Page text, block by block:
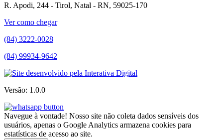
R. Apodi, 244 - Tirol, Natal - RN, 59025-170
Ver como chegar
(84) 3222-0028
(84) 99934-9642
Versão: 1.0.0
Navegue à vontade! Nosso site não coleta dados sensíveis dos
usuários, apenas o Google Analytics armazena cookies para
estatísticas de acesso ao site.